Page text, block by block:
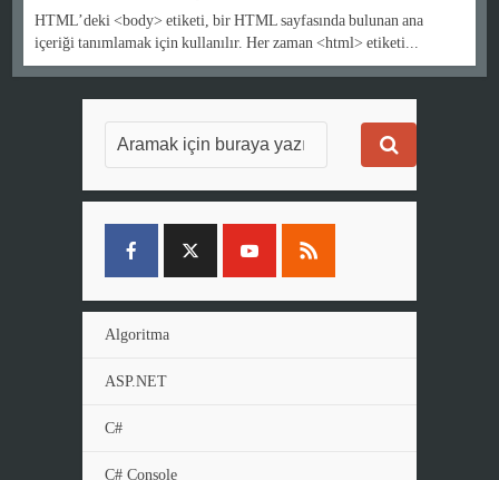
HTML’deki <body> etiketi, bir HTML sayfasında bulunan ana
içeriği tanımlamak için kullanılır. Her zaman <html> etiketi...
Algoritma
ASP.NET
C#
C# Console